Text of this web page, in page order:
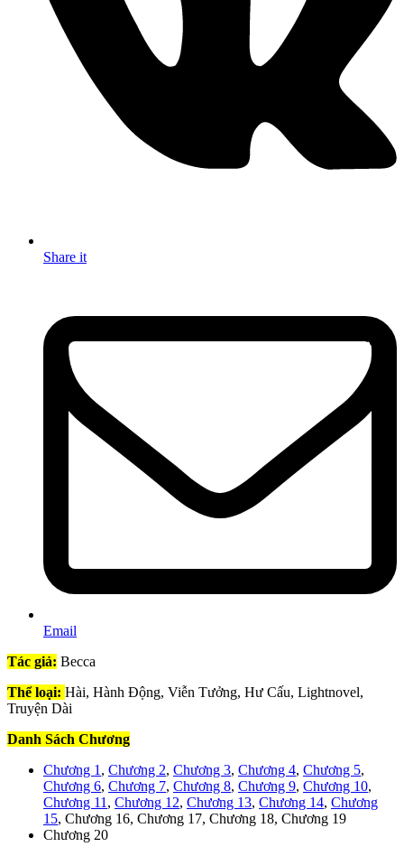
Share it
Email
Tác giả: Becca
Thể loại: Hài, Hành Động, Viễn Tưởng, Hư Cấu, Lightnovel,
Truyện Dài
Danh Sách Chương
Chương 1 , Chương 2, Chương 3, Chương 4, Chương 5,
Chương 6, Chương 7, Chương 8, Chương 9, Chương 10,
Chương 11 , Chương 12, Chương 13, Chương 14, Chương
15, Chương 16, Chương 17, Chương 18, Chương 19
Chương 20